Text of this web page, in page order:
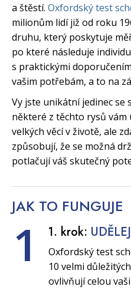
a štěstí. Oxfordský test
milionům lidí již od roku
druhu, který poskytuje
po které následuje
s praktickými
vašim potřebám, a to na
Vy jste unikátní jedinec se
některé z těchto rysů
velkých věcí v životě, ale
způsobují, že se možná
potlačují váš skutečný
JAK TO FUNGUJE
1 1. krok:
Oxfordský test
10 velmi
ovlivňují celou